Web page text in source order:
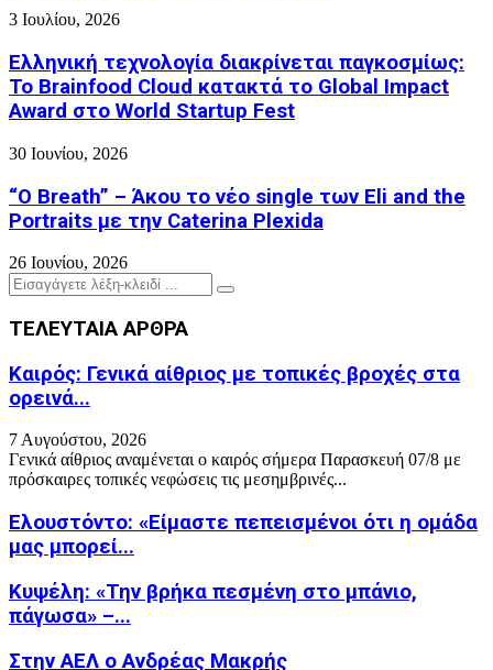
3 Ιουλίου, 2026
Ελληνική τεχνολογία διακρίνεται παγκοσμίως:
Το Brainfood Cloud κατακτά το Global Impact
Award στο World Startup Fest
30 Ιουνίου, 2026
“O Breath” – Άκου το νέο single των Eli and the
Portraits με την Caterina Plexida
26 Ιουνίου, 2026
Search
for:
Search
ΤΕΛΕΥΤΑΙΑ ΑΡΘΡΑ
Καιρός: Γενικά αίθριος με τοπικές βροχές στα
ορεινά...
7 Αυγούστου, 2026
Γενικά αίθριος αναμένεται ο καιρός σήμερα Παρασκευή 07/8 με
πρόσκαιρες τοπικές νεφώσεις τις μεσημβρινές...
Ελουστόντο: «Είμαστε πεπεισμένοι ότι η ομάδα
μας μπορεί...
Κυψέλη: «Την βρήκα πεσμένη στο μπάνιο,
πάγωσα» –...
Στην ΑΕΛ ο Ανδρέας Μακρής